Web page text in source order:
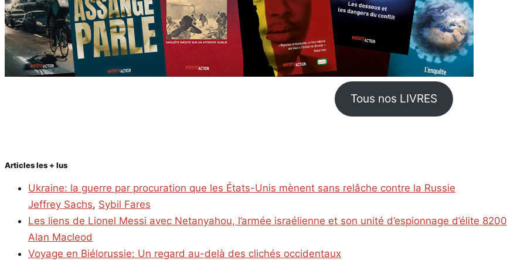
Tous nos LIVRES
Articles les + lus
Ukraine: la guerre par procuration que les États-Unis mènent sans relâche contre la Russie
Jeffrey Sachs, Sybil Fares
Les liens de Lionel Messi avec Netanyahou, l’armée israélienne et son unité d’espionnage d’élite 8200
Alan Macleod
Voyage en Biélorussie: Un regard au-delà des clichés occidentaux